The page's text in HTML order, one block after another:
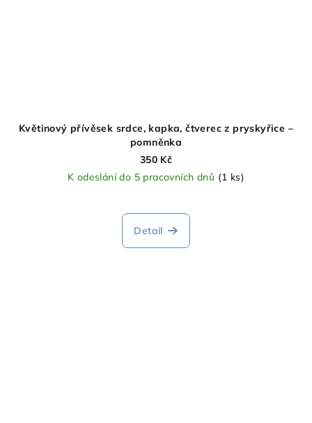
Květinový přívěsek srdce, kapka, čtverec z pryskyřice –
pomněnka
350 Kč
K odeslání do 5 pracovních dnů (1 ks)
Detail